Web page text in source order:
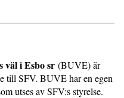
väl i Esbo sr (BUVE) är
till SFV. BUVE har en egen
utses av SFV:s styrelse.